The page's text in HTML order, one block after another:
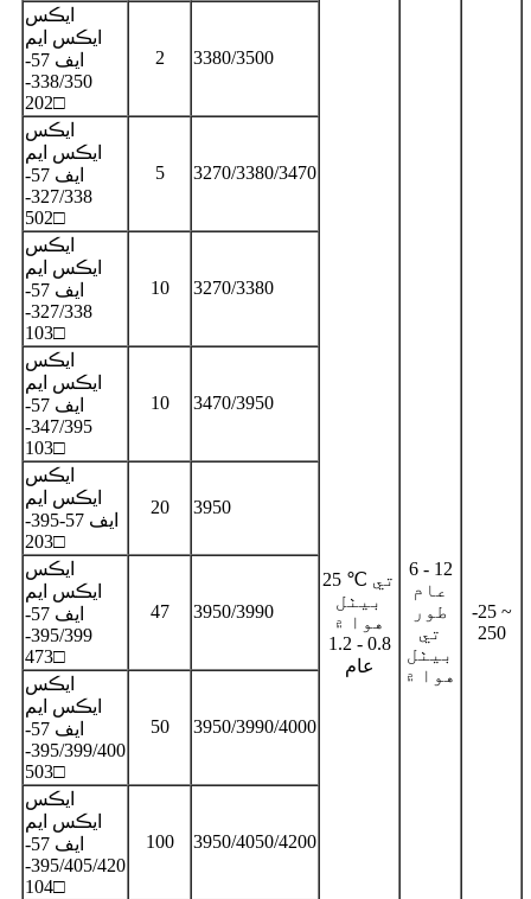
25 ℃ تي
بيٺل
هوا ۾
0.8 - 1.2
عام
6 - 12
عام
طور
تي
بيٺل
هوا ۾
-25 ~
250
ايڪس
ايڪس ايم
ايف 57-
338/350-
202□
2 3380/3500
ايڪس
ايڪس ايم
ايف 57-
327/338-
502□
5 3270/3380/3470
ايڪس
ايڪس ايم
ايف 57-
327/338-
103□
10 3270/3380
ايڪس
ايڪس ايم
ايف 57-
347/395-
103□
10 3470/3950
ايڪس
ايڪس ايم
ايف 57-395-
203□
20 3950
ايڪس
ايڪس ايم
ايف 57-
395/399-
473□
47 3950/3990
ايڪس
ايڪس ايم
ايف 57-
395/399/400-
503□
50 3950/3990/4000
ايڪس
ايڪس ايم
ايف 57-
395/405/420-
104□
100 3950/4050/4200